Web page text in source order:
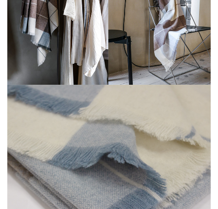
当店は複数店舗で在庫を共有しているた
め、稀に在庫切れでもすぐページ上に反
映されずご注文可能になっていることが
ございます。
その際にはご迷惑をおかけいたしますが
ご了承ください。